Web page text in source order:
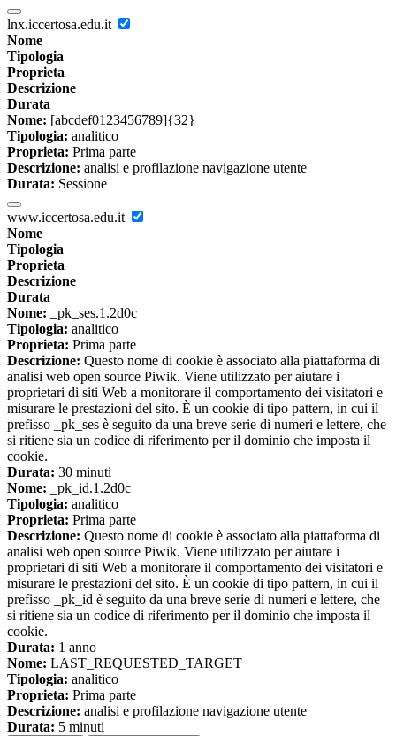
lnx.iccertosa.edu.it
Nome
Tipologia
Proprieta
Descrizione
Durata
Nome: [abcdef0123456789]{32}
Tipologia: analitico
Proprieta: Prima parte
Descrizione: analisi e profilazione navigazione utente
Durata: Sessione
www.iccertosa.edu.it
Nome
Tipologia
Proprieta
Descrizione
Durata
Nome: _pk_ses.1.2d0c
Tipologia: analitico
Proprieta: Prima parte
Descrizione: Questo nome di cookie è associato alla piattaforma di
analisi web open source Piwik. Viene utilizzato per aiutare i
proprietari di siti Web a monitorare il comportamento dei visitatori e
misurare le prestazioni del sito. È un cookie di tipo pattern, in cui il
prefisso _pk_ses è seguito da una breve serie di numeri e lettere, che
si ritiene sia un codice di riferimento per il dominio che imposta il
cookie.
Durata: 30 minuti
Nome: _pk_id.1.2d0c
Tipologia: analitico
Proprieta: Prima parte
Descrizione: Questo nome di cookie è associato alla piattaforma di
analisi web open source Piwik. Viene utilizzato per aiutare i
proprietari di siti Web a monitorare il comportamento dei visitatori e
misurare le prestazioni del sito. È un cookie di tipo pattern, in cui il
prefisso _pk_id è seguito da una breve serie di numeri e lettere, che
si ritiene sia un codice di riferimento per il dominio che imposta il
cookie.
Durata: 1 anno
Nome: LAST_REQUESTED_TARGET
Tipologia: analitico
Proprieta: Prima parte
Descrizione: analisi e profilazione navigazione utente
Durata: 5 minuti